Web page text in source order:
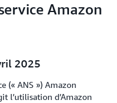
Amazon
2025
(« ANS ») Amazon
l’utilisation d’Amazon